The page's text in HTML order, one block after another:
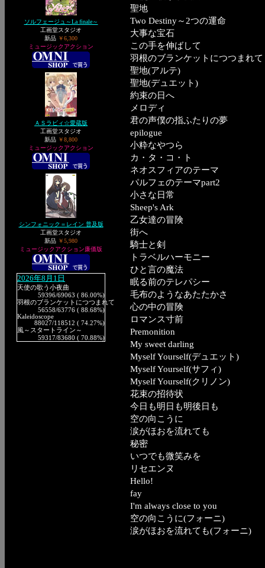
ソルフェージュ～La finale～
工画堂スタジオ
新品 ￥6,300
ミュージックアクション
ＡＳラビィ☆愛蔵版
工画堂スタジオ
新品 ￥8,800
ミュージックアクション
シンフォニック＝レイン 普及版
工画堂スタジオ
新品 ￥5,980
ミュージックアクション廉価版
2026年8月1日
天使の歌う小夜曲
59396/69063 ( 86.00%)
羽根のブランケットにつつまれて
56558/63776 ( 88.68%)
Kaleidoscope
88027/118512 ( 74.27%)
風～スタートライン～
59317/83680 ( 70.88%)
聖地
Two Destiny～2つの運命
大事な宝石
この手を伸ばして
羽根のブランケットにつつまれて
聖地(アルテ)
聖地(デュエット)
約束の日へ
メロディ
君の声僕の指ふたりの夢
epilogue
小粋なやつら
カ・タ・コ・ト
ネオスフィアのテーマ
パルフェのテーマpart2
小さな日常
Sheep's Ark
乙女達の冒険
街へ
騎士と剣
トラベルハーモニー
ひと言の魔法
眠る前のテレパシー
毛布のようなあたたかさ
心の中の冒険
ロマンス寸前
Premonition
My sweet darling
Myself Yourself(デュエット)
Myself Yourself(サフィ)
Myself Yourself(クリノン)
花束の招待状
今日も明日も明後日も
空の向こうに
涙がほおを流れても
秘密
いつでも微笑みを
リセエンヌ
Hello!
fay
I'm always close to you
空の向こうに(フォーニ)
涙がほおを流れても(フォーニ)